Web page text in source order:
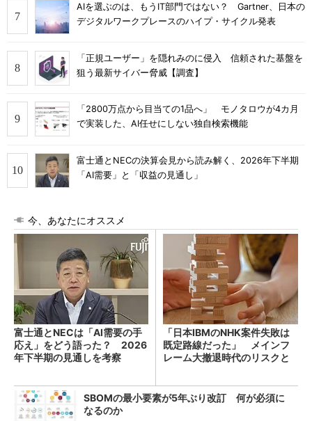
AIを選ぶのは、もうIT部門ではない？ Gartner、日本の
デジタルワークプレースのハイプ・サイクル発表
「正規ユーザー」を隠れみのに侵入 信頼された基盤を
狙う最新サイバー脅威【調査】
「2800万点から目当ての1品へ」 モノタロウが4カ月
で実装した、AI任せにしない独自検索機能
富士通とNECの決算会見から読み解く、2026年下半期
「AI需要」と「収益の見通し」
今、あなたにオススメ
富士通とNECは「AI需要の手
応え」をどう語った？ 2026
年下半期の見通しを考察
「日本IBMのNHK案件失敗は
既定路線だった」 メインフ
レーム大撤退時代のリスクと
SBOMの最小要素が5年ぶり改訂 何が必須に
なるのか